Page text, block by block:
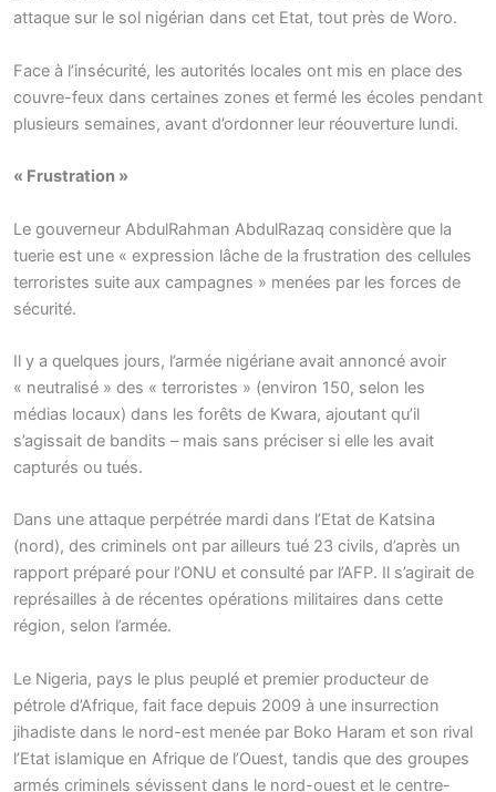
attaque sur le sol nigérian dans cet Etat, tout près de Woro.
Face à l’insécurité, les autorités locales ont mis en place des
couvre-feux dans certaines zones et fermé les écoles pendant
plusieurs semaines, avant d’ordonner leur réouverture lundi.
« Frustration »
Le gouverneur AbdulRahman AbdulRazaq considère que la
tuerie est une « expression lâche de la frustration des cellules
terroristes suite aux campagnes » menées par les forces de
sécurité.
Il y a quelques jours, l’armée nigériane avait annoncé avoir
« neutralisé » des « terroristes » (environ 150, selon les
médias locaux) dans les forêts de Kwara, ajoutant qu’il
s’agissait de bandits – mais sans préciser si elle les avait
capturés ou tués.
Dans une attaque perpétrée mardi dans l’Etat de Katsina
(nord), des criminels ont par ailleurs tué 23 civils, d’après un
rapport préparé pour l’ONU et consulté par l’AFP. Il s’agirait de
représailles à de récentes opérations militaires dans cette
région, selon l’armée.
Le Nigeria, pays le plus peuplé et premier producteur de
pétrole d’Afrique, fait face depuis 2009 à une insurrection
jihadiste dans le nord-est menée par Boko Haram et son rival
l’Etat islamique en Afrique de l’Ouest, tandis que des groupes
armés criminels sévissent dans le nord-ouest et le centre-